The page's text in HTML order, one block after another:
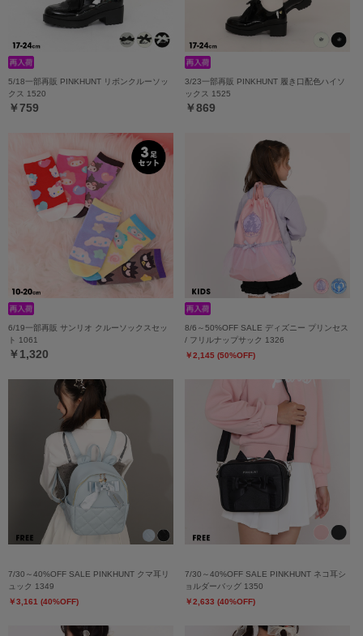
5/18一部再販 PINKHUNT リボンクルーソッ
クス 1520
￥759
3/23一部再販 PINKHUNT 履き口配色ハイソ
ックス 1525
￥869
6/19一部再販 サンリオ クルーソックスセッ
ト 1061
￥1,320
8/6～50%OFF SALE ディズニー プリンセス
/ フリルナップサック 1326
￥2,145 (50%OFF)
7/30～40%OFF SALE PINKHUNT クマ耳リ
ュック 1349
￥3,161 (40%OFF)
7/30～40%OFF SALE PINKHUNT ネコ耳シ
ョルダーバッグ 1350
￥2,633 (40%OFF)